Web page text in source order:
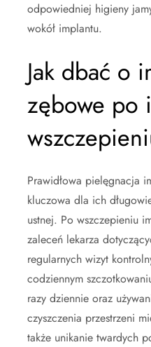
odpowiedniej higieny
wokół implantu.
Jak dbać o
zębowe po
Prawidłowa pielęgnacja
kluczowa dla ich
ustnej. Po wszczepieniu
zaleceń lekarza
regularnych wizyt
codziennym
razy dziennie oraz
czyszczenia przestrzeni
także unikanie twardych